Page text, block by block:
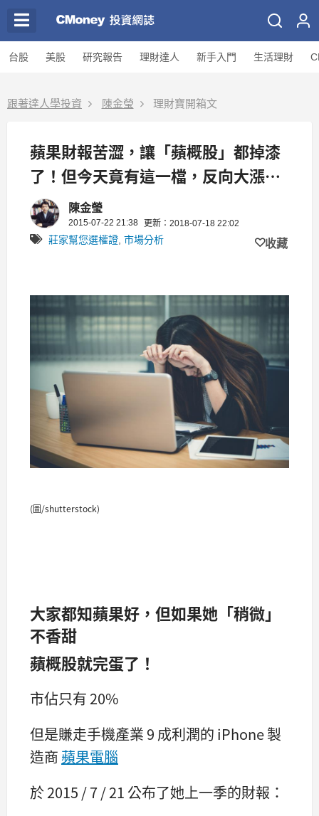
台股 美股 研究報告 理財達人 新手入門 生活理財
跟著達人學投資 陳金瑩 理財寶開箱文
蘋果財報苦澀，讓「蘋概股」都掉漆
了！但今天竟有這一檔，反向大漲
22％！陳金瑩
2015-07-22 21:38 更新：2018-07-18 22:02
莊家幫您選權證 市場分析 收藏
(圖/shutterstock)
大家都知蘋果好，但如果她「稍微」
不香甜
蘋概股就完蛋了！
市佔只有 20%
但是賺走手機產業 9 成利潤的 iPhone 製
造商 蘋果電腦
於 2015 / 7 / 21 公布了她上一季的財報：